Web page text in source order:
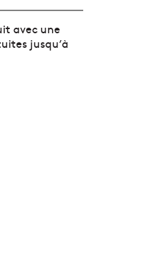
avec une
jusqu’à